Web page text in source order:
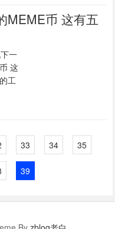
MEME币 这有五
33 34 35
39